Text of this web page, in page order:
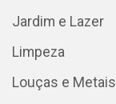
Jardim e Lazer
Limpeza
Louças e Metais